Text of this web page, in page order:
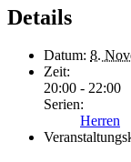
Details
Datum: 8.
Zeit:
20:00 - 22:00
Serien:
Herren